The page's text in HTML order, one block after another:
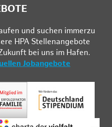
und su­chen im­mer­zu
HPA Stel­len­an­ge­bo­te
bei uns im Ha­fen.
Jobangebote